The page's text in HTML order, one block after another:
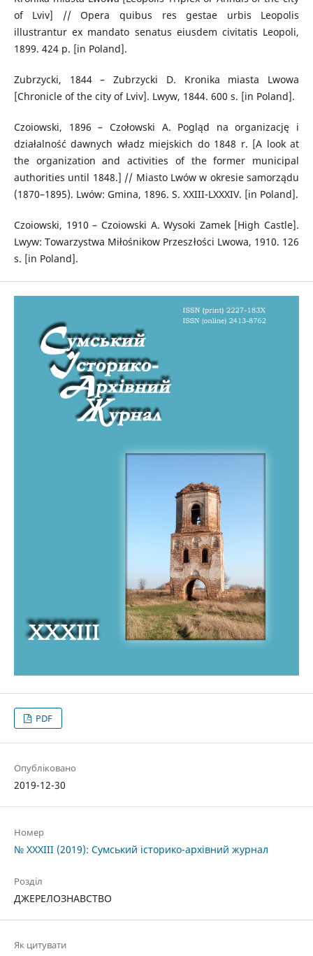
of Lviv] // Opera quibus res gestae urbis Leopolis
illustrantur ex mandato senatus eiusdem civitatis Leopoli,
1899. 424 p. [in Poland].
Zubrzycki, 1844 – Zubrzycki D. Kronika miasta Lwowa
[Chronicle of the city of Lviv]. Lwуw, 1844. 600 s. [in Poland].
Czoіowski, 1896 – Czołowski A. Pogląd na organizację i
działalność dawnych władz miejskich do 1848 r. [A look at
the organization and activities of the former municipal
authorities until 1848.] // Miasto Lwów w okresie samorządu
(1870–1895). Lwów: Gmina, 1896. S. XXIII-LXXXIV. [in Poland].
Czoіowski, 1910 – Czoіowski A. Wysoki Zamek [High Castle].
Lwуw: Towarzystwa Miłośnikow Przeszłości Lwowa, 1910. 126
s. [in Poland].
PDF
Опубліковано
2019-12-30
Номер
№ XXXIII (2019): Сумський історико-архівний журнал
Розділ
ДЖЕРЕЛОЗНАВСТВО
Як цитувати